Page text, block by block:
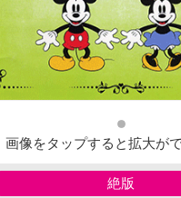
画像をタップすると拡大がで
絶版